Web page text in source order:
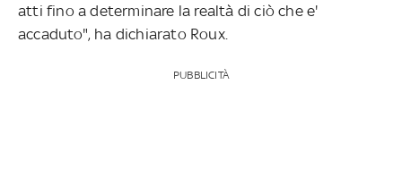
atti fino a determinare la realtà di ciò che e'
accaduto", ha dichiarato Roux.
PUBBLICITÀ